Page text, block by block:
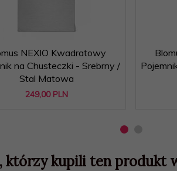
NEXIO Kwadratowy
na Chusteczki - Srebrny /
Stal Matowa
249,00 PLN
którzy kupili ten produkt